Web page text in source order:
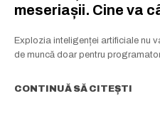
meseriașii. Cine va
Explozia inteligenței artificiale nu
de muncă doar pentru programatori
CONTINUĂ SĂ CITEȘTI